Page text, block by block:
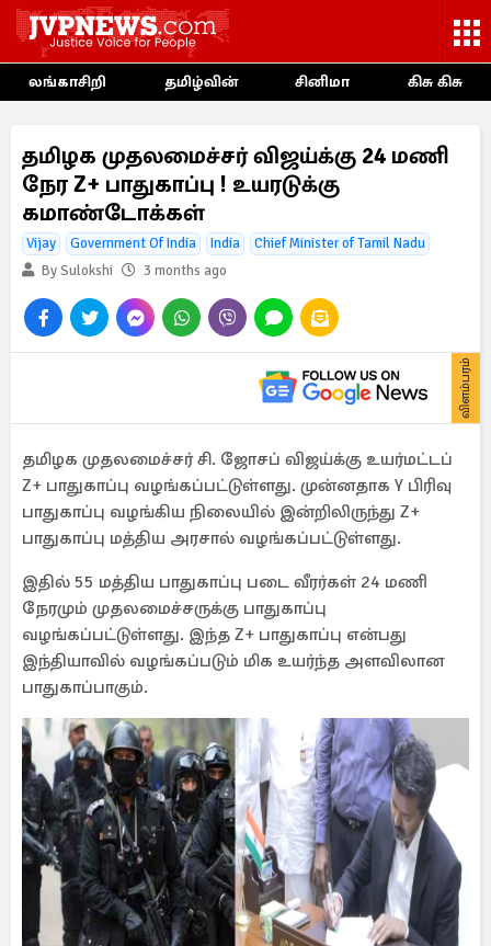
லங்காசிறி தமிழ்வின் சினிமா கிசு கிசு
தமிழக முதலமைச்சர் விஜய்க்கு 24 மணி
நேர Z+ பாதுகாப்பு ! உயரடுக்கு
கமாண்டோக்கள்
Vijay Government Of India India
Chief Minister of Tamil Nadu
By Sulokshi
3 months ago
விளம்பரம்
தமிழக முதலமைச்சர் சி. ஜோசப் விஜய்க்கு உயர்மட்டப்
Z+ பாதுகாப்பு வழங்கப்பட்டுள்ளது. முன்னதாக Y பிரிவு
பாதுகாப்பு வழங்கிய நிலையில் இன்றிலிருந்து Z+
பாதுகாப்பு மத்திய அரசால் வழங்கப்பட்டுள்ளது.
இதில் 55 மத்திய பாதுகாப்பு படை வீரர்கள் 24 மணி
நேரமும் முதலமைச்சருக்கு பாதுகாப்பு
வழங்கப்பட்டுள்ளது. இந்த Z+ பாதுகாப்பு என்பது
இந்தியாவில் வழங்கப்படும் மிக உயர்ந்த அளவிலான
பாதுகாப்பாகும்.